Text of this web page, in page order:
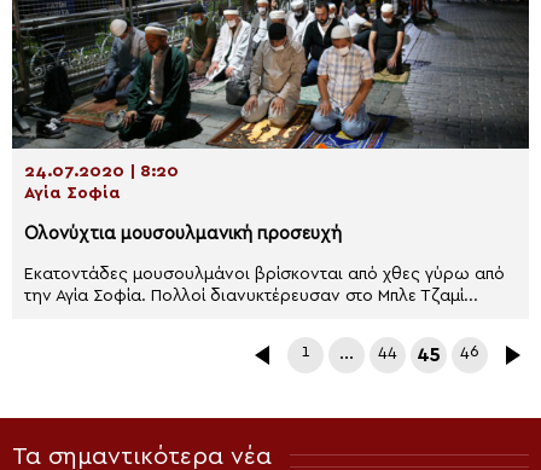
24.07.2020 | 8:20
Αγία Σοφία
Ολονύχτια μουσουλμανική προσευχή
Εκατοντάδες μουσουλμάνοι βρίσκονται από χθες γύρω από
την Αγία Σοφία. Πολλοί διανυκτέρευσαν στο Μπλε Τζαμί...
1 … 44 45 46
Τα σημαντικότερα νέα